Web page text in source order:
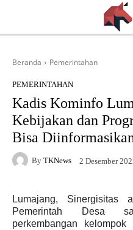
Beranda Pemerintahan
PEMERINTAHAN
Kadis Kominfo
Kebijakan dan
Bisa
By TKNews 2 Desember
Lumajang, Sinergisitas
Pemerintah Desa
perkembangan